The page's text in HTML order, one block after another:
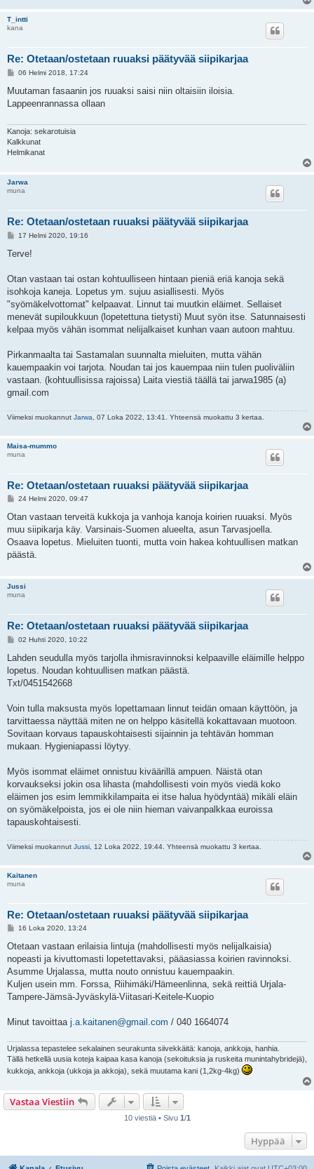
T_intti
kana
Re: Otetaan/ostetaan ruuaksi päätyvää siipikarjaa
V
e
t
06 Helmi 2018, 17:24
Muutaman fasaanin jos ruuaksi saisi niin oltaisiin iloisia.
Lappeenrannassa ollaan
Kanoja: sekarotuisia
Kalkkunat
Helmikanat
Jarwa
muna
Re: Otetaan/ostetaan ruuaksi päätyvää siipikarjaa
V
e
i
17 Helmi 2020, 19:16
Terve!
Otan vastaan tai ostan kohtuulliseen hintaan pieniä eriä kanoja sekä
isohkoja kaneja. Lopetus ym. sujuu asiallisesti. Myös
"syömäkelvottomat" kelpaavat. Linnut tai muutkin eläimet. Sellaiset
menevät supiloukkuun (lopetettuna tietysti) Muut syön itse. Satunnaisesti
kelpaa myös vähän isommat nelijalkaiset kunhan vaan autoon mahtuu.
Pirkanmaalta tai Sastamalan suunnalta mieluiten, mutta vähän
kauempaakin voi tarjota. Noudan tai jos kauempaa niin tulen puoliväliin
vastaan. (kohtuullisissa rajoissa) Laita viestiä täällä tai jarwa1985 (a)
gmail.com
Viimeksi muokannut Jarwa , 07 Loka 2022, 13:41. Yhteensä muokattu 3 kertaa.
Maisa-mummo
muna
Re: Otetaan/ostetaan ruuaksi päätyvää siipikarjaa
V
e
t
i
24 Helmi 2020, 09:47
Otan vastaan terveitä kukkoja ja vanhoja kanoja koirien ruuaksi. Myös
muu siipikarja käy. Varsinais-Suomen alueelta, asun Tarvasjoella.
Osaava lopetus. Mieluiten tuonti, mutta voin hakea kohtuullisen matkan
päästä.
Jussi
muna
Re: Otetaan/ostetaan ruuaksi päätyvää siipikarjaa
V
e
t
i
02 Huhti 2020, 10:22
Lahden seudulla myös tarjolla ihmisravinnoksi kelpaaville eläimille helppo
lopetus. Noudan kohtuullisen matkan päästä.
Txt/0451542668
Voin tulla maksusta myös lopettamaan linnut teidän omaan käyttöön, ja
tarvittaessa näyttää miten ne on helppo käsitellä kokattavaan muotoon.
Sovitaan korvaus tapauskohtaisesti sijainnin ja tehtävän homman
mukaan. Hygieniapassi löytyy.
Myös isommat eläimet onnistuu kiväärillä ampuen. Näistä otan
korvaukseksi jokin osa lihasta (mahdollisesti voin myös viedä koko
eläimen jos esim lemmikkilampaita ei itse halua hyödyntää) mikäli eläin
on syömäkelpoista, jos ei ole niin hieman vaivanpalkkaa euroissa
tapauskohtaisesti.
Viimeksi muokannut Jussi , 12 Loka 2022, 19:44. Yhteensä muokattu 3 kertaa.
Kaitanen
muna
Re: Otetaan/ostetaan ruuaksi päätyvää siipikarjaa
V
e
t
i
16 Loka 2020, 13:24
Otetaan vastaan erilaisia lintuja (mahdollisesti myös nelijalkaisia)
nopeasti ja kivuttomasti lopetettavaksi, pääasiassa koirien ravinnoksi.
Asumme Urjalassa, mutta nouto onnistuu kauempaakin.
Kuljen usein mm. Forssa, Riihimäki/Hämeenlinna, sekä reittiä Urjala-
Tampere-Jämsä-Jyväskylä-Viitasari-Keitele-Kuopio
Minut tavoittaa j.a.kaitanen@gmail.com / 040 1664074
Urjalassa tepastelee sekalainen seurakunta siivekkäitä: kanoja, ankkoja, hanhia.
Tällä hetkellä uusia koteja kaipaa kasa kanoja (sekoituksia ja ruskeita munintahybridejä),
kukkoja, ankkoja (ukkoja ja akkoja), sekä muutama kani (1,2kg-4kg)
Vastaa Viestiin
10 viestiä • Sivu 1/1
Hyppää